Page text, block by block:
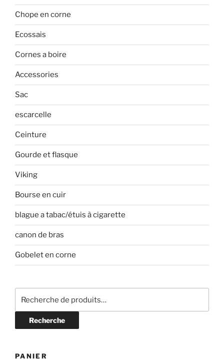
Chope en corne
Ecossais
Cornes a boire
Accessories
Sac
escarcelle
Ceinture
Gourde et flasque
Viking
Bourse en cuir
blague a tabac/étuis à cigarette
canon de bras
Gobelet en corne
pour :
Recherche
PANIER